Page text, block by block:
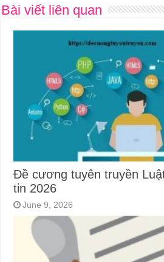
Bài viết liên quan
Đề cương tuyên truyền
tin 2026
June 9, 2026